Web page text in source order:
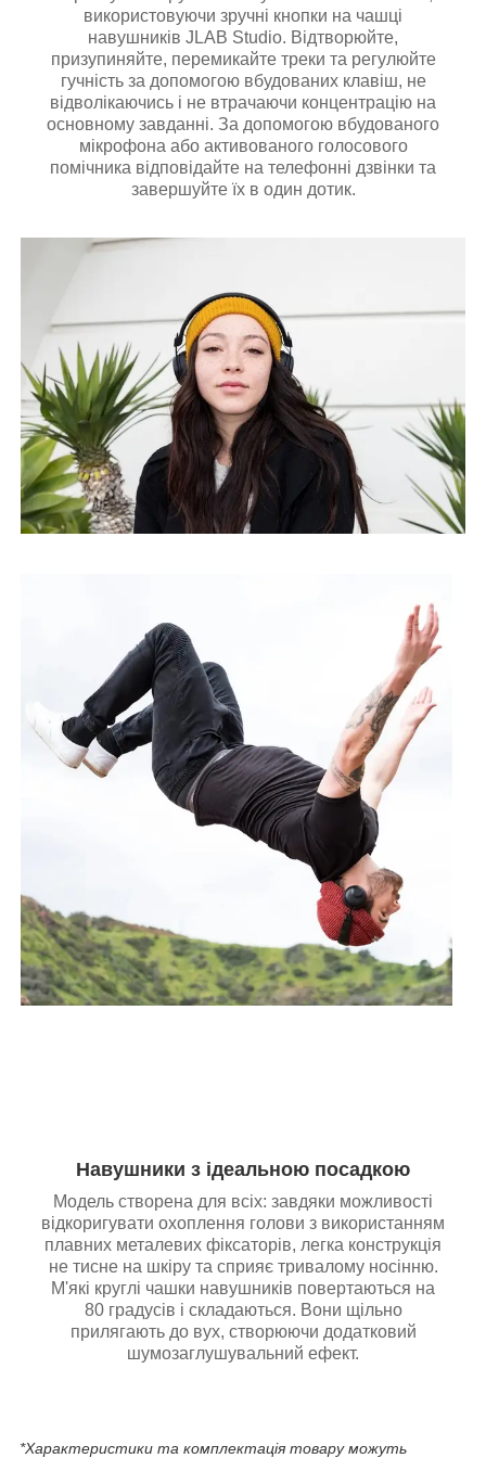
використовуючи зручні кнопки на чашці
навушників JLAB Studio. Відтворюйте,
призупиняйте, перемикайте треки та регулюйте
гучність за допомогою вбудованих клавіш, не
відволікаючись і не втрачаючи концентрацію на
основному завданні. За допомогою вбудованого
мікрофона або активованого голосового
помічника відповідайте на телефонні дзвінки та
завершуйте їх в один дотик.
Навушники з ідеальною посадкою
Модель створена для всіх: завдяки можливості
відкоригувати охоплення голови з використанням
плавних металевих фіксаторів, легка конструкція
не тисне на шкіру та сприяє тривалому носінню.
М'які круглі чашки навушників повертаються на
80 градусів і складаються. Вони щільно
прилягають до вух, створюючи додатковий
шумозаглушувальний ефект.
*Характеристики та комплектація товару можуть